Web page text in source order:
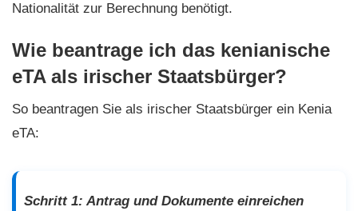
Nationalität zur Berechnung benötigt.
Wie beantrage ich das kenianische
eTA als irischer Staatsbürger?
So beantragen Sie als irischer Staatsbürger ein Kenia
eTA:
Schritt 1: Antrag und Dokumente einreichen